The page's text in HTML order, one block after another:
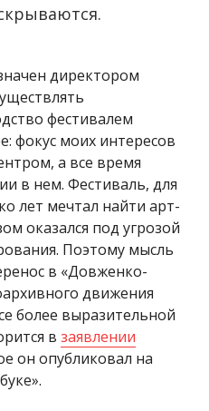
директором
фестивалем
фокус моих интересов
а все время
в нем. Фестиваль, для
лет мечтал найти арт-
оказался под угрозой
Поэтому мысль
в «Довженко-
движения
более выразительной
в заявлении
он опубликовал на